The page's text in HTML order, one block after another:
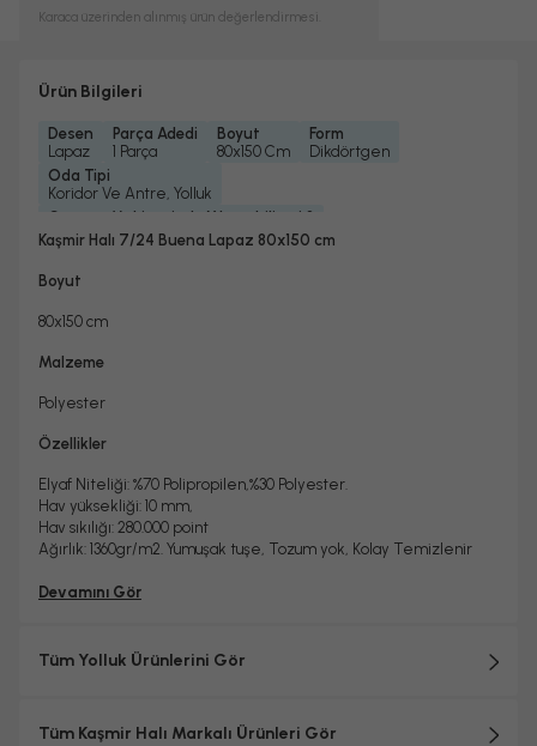
Karaca üzerinden alınmış ürün değerlendirmesi.
Ürün Bilgileri
Desen
Lapaz
Parça Adedi
1 Parça
Boyut
80x150 Cm
Form
Dikdörtgen
Oda Tipi
Koridor Ve Antre, Yolluk
Çamaşır Makinesinde Yıkanabilir mi ?
Hayır
Hayır
Hayır
1, 2
Kaşmir Halı 7/24 Buena Lapaz 80x150 cm
Boyut
80x150 cm
Malzeme
Polyester
Özellikler
Elyaf Niteliği: %70 Polipropilen,%30 Polyester.
Hav yüksekliği: 10 mm,
Hav sıkılığı: 280.000 point
Ağırlık: 1360gr/m2. Yumuşak tuşe, Tozum yok, Kolay Temizlenir
Devamını Gör
Tüm Yolluk Ürünlerini Gör
Tüm Kaşmir Halı Markalı Ürünleri Gör